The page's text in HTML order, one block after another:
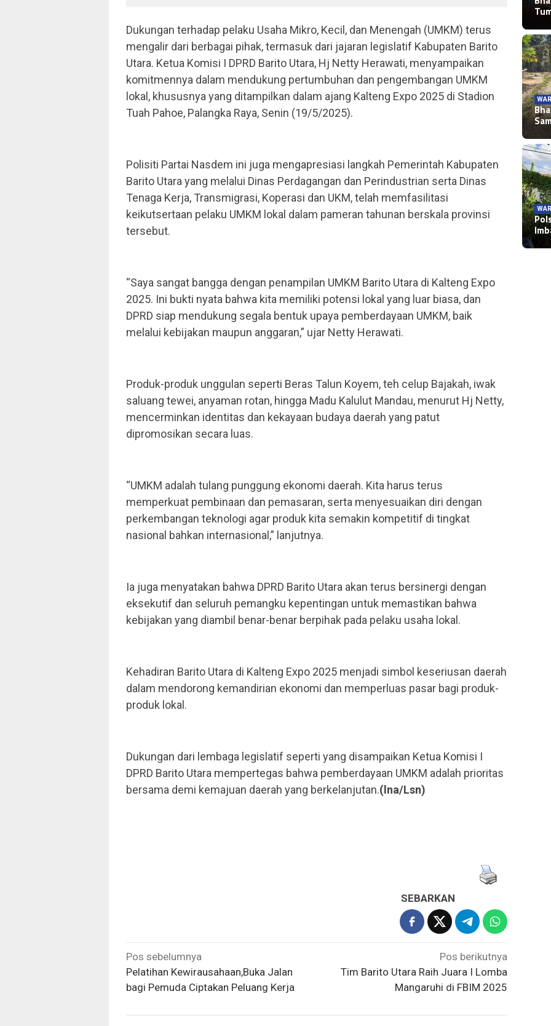
Dukungan terhadap pelaku Usaha Mikro, Kecil, dan Menengah (UMKM) terus
mengalir dari berbagai pihak, termasuk dari jajaran legislatif Kabupaten Barito
Utara. Ketua Komisi I DPRD Barito Utara, Hj Netty Herawati, menyampaikan
komitmennya dalam mendukung pertumbuhan dan pengembangan UMKM
lokal, khususnya yang ditampilkan dalam ajang Kalteng Expo 2025 di Stadion
Tuah Pahoe, Palangka Raya, Senin (19/5/2025).
Polisiti Partai Nasdem ini juga mengapresiasi langkah Pemerintah Kabupaten
Barito Utara yang melalui Dinas Perdagangan dan Perindustrian serta Dinas
Tenaga Kerja, Transmigrasi, Koperasi dan UKM, telah memfasilitasi
keikutsertaan pelaku UMKM lokal dalam pameran tahunan berskala provinsi
tersebut.
“Saya sangat bangga dengan penampilan UMKM Barito Utara di Kalteng Expo
2025. Ini bukti nyata bahwa kita memiliki potensi lokal yang luar biasa, dan
DPRD siap mendukung segala bentuk upaya pemberdayaan UMKM, baik
melalui kebijakan maupun anggaran,” ujar Netty Herawati.
Produk-produk unggulan seperti Beras Talun Koyem, teh celup Bajakah, iwak
saluang tewei, anyaman rotan, hingga Madu Kalulut Mandau, menurut Hj Netty,
mencerminkan identitas dan kekayaan budaya daerah yang patut
dipromosikan secara luas.
“UMKM adalah tulang punggung ekonomi daerah. Kita harus terus
memperkuat pembinaan dan pemasaran, serta menyesuaikan diri dengan
perkembangan teknologi agar produk kita semakin kompetitif di tingkat
nasional bahkan internasional,” lanjutnya.
Ia juga menyatakan bahwa DPRD Barito Utara akan terus bersinergi dengan
eksekutif dan seluruh pemangku kepentingan untuk memastikan bahwa
kebijakan yang diambil benar-benar berpihak pada pelaku usaha lokal.
Kehadiran Barito Utara di Kalteng Expo 2025 menjadi simbol keseriusan daerah
dalam mendorong kemandirian ekonomi dan memperluas pasar bagi produk-
produk lokal.
Dukungan dari lembaga legislatif seperti yang disampaikan Ketua Komisi I
DPRD Barito Utara mempertegas bahwa pemberdayaan UMKM adalah prioritas
bersama demi kemajuan daerah yang berkelanjutan.(lna/Lsn)
SEBARKAN
Navigasi
pos
Pos sebelumnya
Pelatihan Kewirausahaan,Buka Jalan
bagi Pemuda Ciptakan Peluang Kerja
Pos berikutnya
Tim Barito Utara Raih Juara I Lomba
Mangaruhi di FBIM 2025
TNI